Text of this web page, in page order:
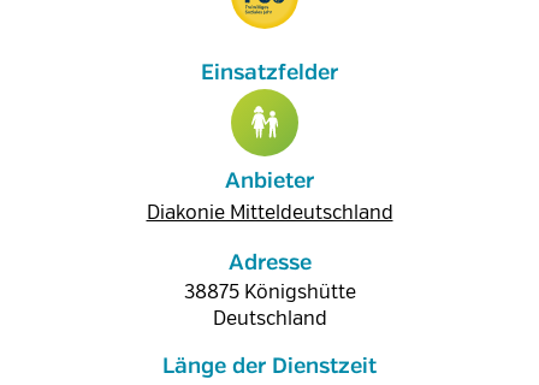
Anbieter
Diakonie Mitteldeutschland
Adresse
38875 Königshütte
Deutschland
Länge der Dienstzeit